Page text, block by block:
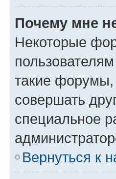
Почему мне
Некоторые
такие форумы,
совершать
специальное
Вернуться к